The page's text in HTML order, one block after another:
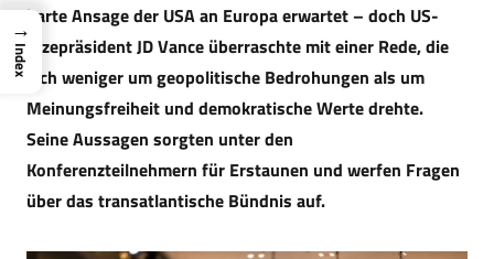
harte Ansage der USA an Europa erwartet – doch US-
Vizepräsident JD Vance überraschte mit einer Rede, die
sich weniger um geopolitische Bedrohungen als um
Meinungsfreiheit und demokratische Werte drehte.
Seine Aussagen sorgten unter den
Konferenzteilnehmern für Erstaunen und werfen Fragen
über das transatlantische Bündnis auf.
→
Index